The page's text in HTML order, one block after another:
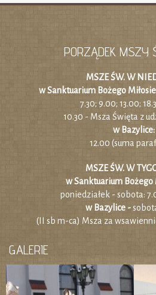
PORZĄDEK MSZY
MSZE ŚW. W
w Sanktuarium Bożego
7.30; 9.00; 13.00;
10.30 - Msza Święta z
w Bazylice:
12.00 (suma
MSZE ŚW. W
w Sanktuarium Bożego
poniedziałek - sobota:
w Bazylice -
(II sb m-ca) Msza za
GALERIE